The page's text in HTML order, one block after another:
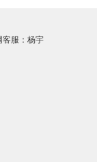
服：杨宇